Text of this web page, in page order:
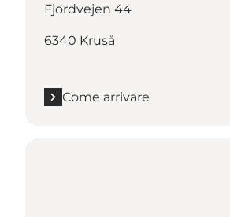
Fjordvejen 44
6340 Kruså
Come arrivare